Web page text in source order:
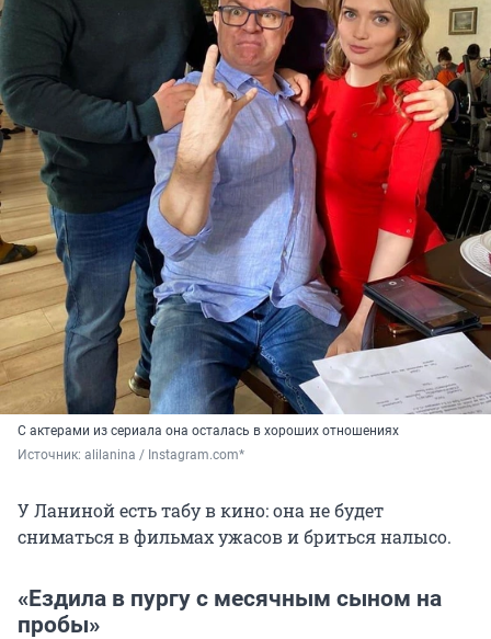
С актерами из сериала она осталась в хороших отношениях
Источник: alilanina / Instagram.com*
У Ланиной есть табу в кино: она не будет
сниматься в фильмах ужасов и бриться налысо.
«Ездила в пургу с месячным сыном на
пробы»